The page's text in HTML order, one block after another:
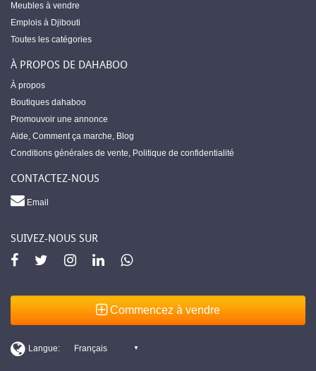
Meubles à vendre
Emplois à Djibouti
Toutes les catégories
À PROPOS DE DAHABOO
À propos
Boutiques dahaboo
Promouvoir une annonce
Aide, Comment ça marche, Blog
Conditions générales de vente, Politique de confidentialité
CONTACTEZ-NOUS
Email
SUIVEZ-NOUS SUR
Commencez à vendre